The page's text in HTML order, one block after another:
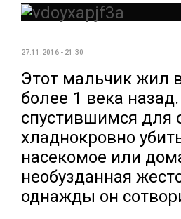
27.11.2016 - 21:30
Этот мальчик жил
более 1 века
спустившимся для
хладнокровно
насекомое или
необузданная
однажды он